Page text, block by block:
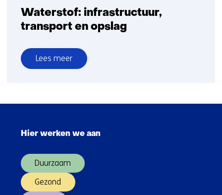
Waterstof: infrastructuur,
transport en opslag
Lees meer
over
transport
opslag
Hier werken we aan
Duurzaam
Gezond